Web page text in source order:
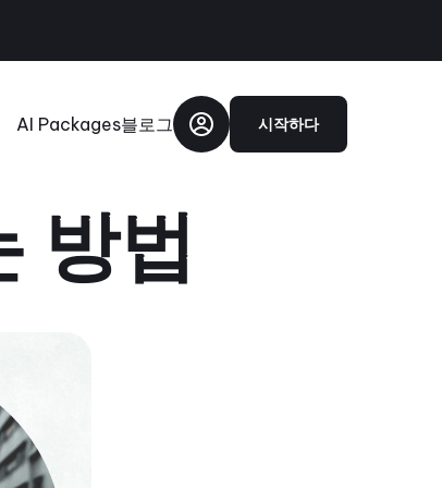
AI Packages블로그 시작하다
방법